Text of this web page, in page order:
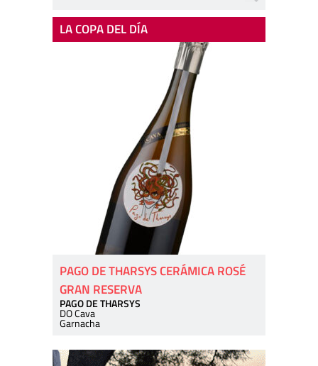
LA COPA DEL DÍA
PAGO DE THARSYS CERÁMICA ROSÉ
GRAN RESERVA
PAGO DE THARSYS
DO Cava
Garnacha